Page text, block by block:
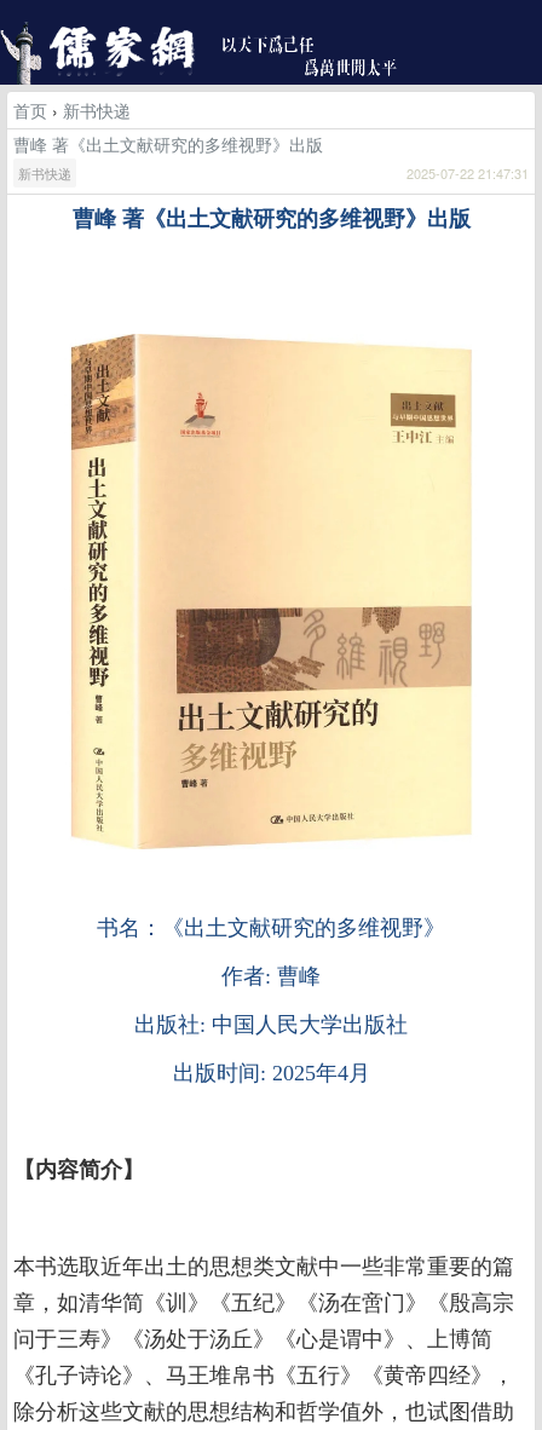
首页 › 新书快递
曹峰 著《出土文献研究的多维视野》出版
新书快递 2025-07-22 21:47:31
曹峰 著《出土文献研究的多维视野》出版
书名：《出土文献研究的多维视野》
作者: 曹峰
出版社: 中国人民大学出版社
出版时间: 2025年4月
【内容简介】
本书选取近年出土的思想类文献中一些非常重要的篇
章，如清华简《训》《五纪》《汤在啻门》《殷高宗
问于三寿》《汤处于汤丘》《心是谓中》、上博简
《孔子诗论》、马王堆帛书《五行》《黄帝四经》，
除分析这些文献的思想结构和哲学值外，也试图借助